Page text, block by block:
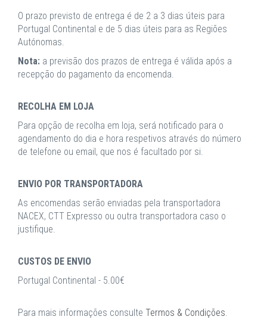
O prazo previsto de entrega é de 2 a 3 dias úteis para
Portugal Continental e de 5 dias úteis para as Regiões
Autónomas.
Nota: a previsão dos prazos de entrega é válida após a
recepção do pagamento da encomenda.
RECOLHA EM LOJA
Para opção de recolha em loja, será notificado para o
agendamento do dia e hora respetivos através do número
de telefone ou email, que nos é facultado por si.
ENVIO POR TRANSPORTADORA
As encomendas serão enviadas pela transportadora
NACEX, CTT Expresso ou outra transportadora caso o
justifique.
CUSTOS DE ENVIO
Portugal Continental - 5.00€
Para mais informações consulte Termos & Condições.